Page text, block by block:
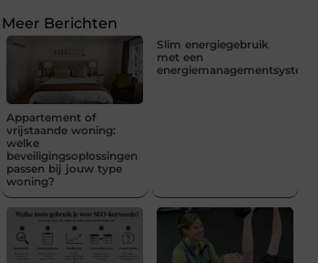
Meer Berichten
Appartement of
vrijstaande woning:
welke
beveiligingsoplossingen
passen bij jouw type
woning?
Slim energiegebruik
met een